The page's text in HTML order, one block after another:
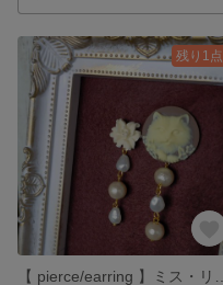
残り1点